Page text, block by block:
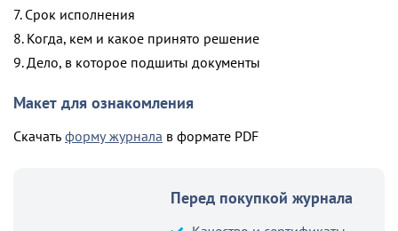
7. Срок исполнения
8. Когда, кем и какое принято решение
9. Дело, в которое подшиты документы
Макет для ознакомления
Скачать форму журнала в формате PDF
Перед покупкой журнала